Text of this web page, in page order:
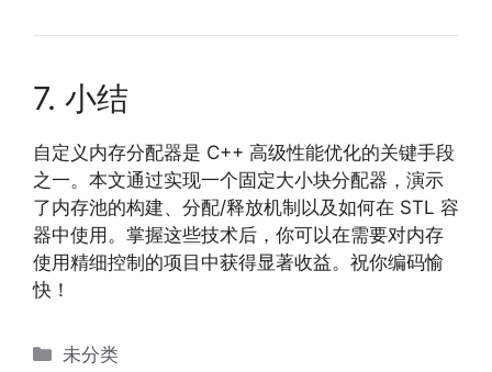
7. 小结
自定义内存分配器是 C++ 高级性能优化的关键手段
之一。本文通过实现一个固定大小块分配器，演示
了内存池的构建、分配/释放机制以及如何在 STL 容
器中使用。掌握这些技术后，你可以在需要对内存
使用精细控制的项目中获得显著收益。祝你编码愉
快！
分
未分类